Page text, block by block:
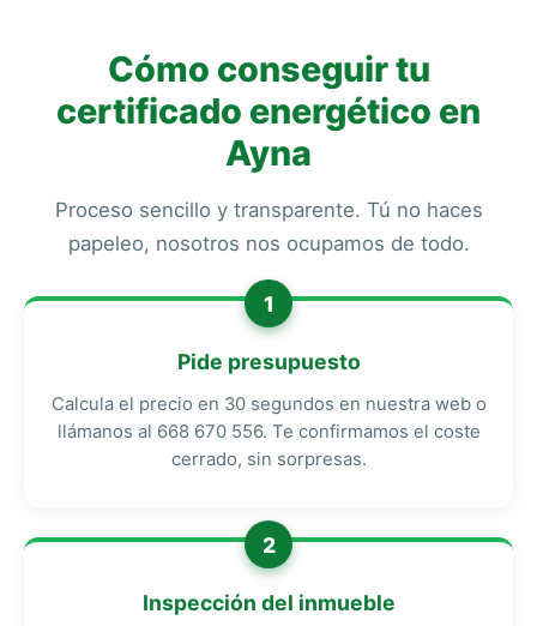
Cómo conseguir tu
certificado energético en
Ayna
Proceso sencillo y transparente. Tú no haces
papeleo, nosotros nos ocupamos de todo.
1
Pide presupuesto
Calcula el precio en 30 segundos en nuestra web o
llámanos al 668 670 556. Te confirmamos el coste
cerrado, sin sorpresas.
2
Inspección del inmueble